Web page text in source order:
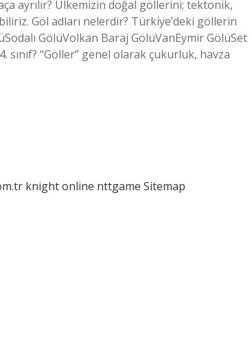
ayrılır? Ülkemizin doğal göllerini; tektonik,
Göl adları nelerdir? Türkiye’deki göllerin
GölüVolkan Baraj GölüVanEymir GölüSet
“Göller” genel olarak çukurluk, havza
knight online nttgame Sitemap